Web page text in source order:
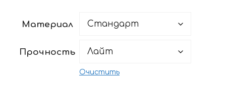
–
Материал
Прочность
Очистить